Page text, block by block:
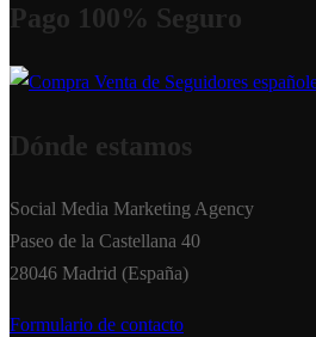
Pago 100% Seguro
Dónde estamos
Social Media Marketing Agency
Paseo de la Castellana 40
28046 Madrid (España)
Formulario de contacto